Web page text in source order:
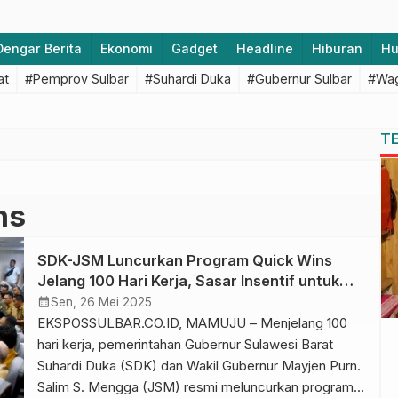
Berita Ekonomi Gadget Headline Hiburan
#Pemprov Sulbar #Suhardi Duka #Gubernur Sulbar
SDK-JSM Luncurkan Program Quick Wins
Jelang 100 Hari Kerja, Sasar Insentif untuk
575 Aparat Desa dan 14.000 Nelayan di Sulbar
calendar_monthSen, 26 Mei 2025
EKSPOSSULBAR.CO.ID, MAMUJU – Menjelang 100
hari kerja, pemerintahan Gubernur Sulawesi Barat
Suhardi Duka (SDK) dan Wakil Gubernur Mayjen Purn.
Salim S. Mengga (JSM) resmi meluncurkan program